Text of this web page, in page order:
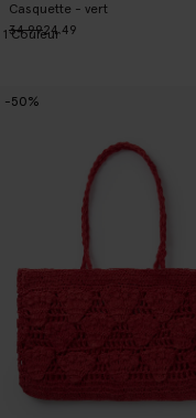
Casquette - vert
34.9924.49
1Couleur
-50%